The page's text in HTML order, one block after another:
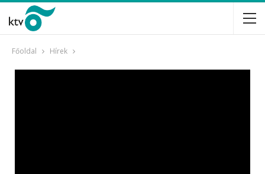
Főoldal Hírek